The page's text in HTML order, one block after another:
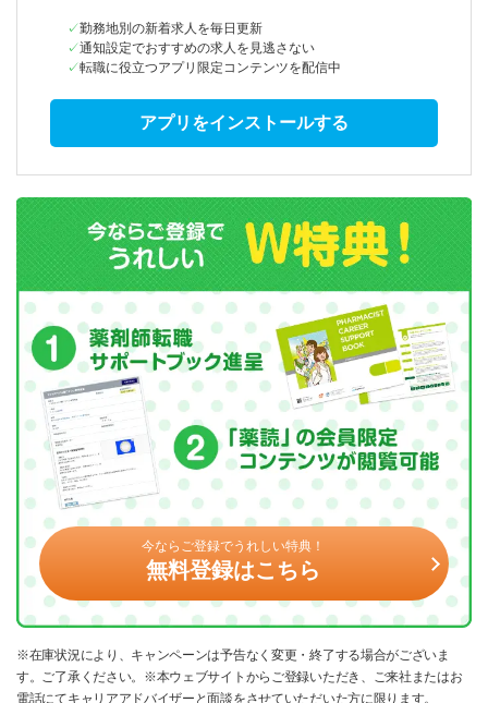
勤務地別の新着求人を毎日更新
通知設定でおすすめの求人を見逃さない
転職に役立つアプリ限定コンテンツを配信中
アプリをインストールする
今ならご登録でうれしい特典！
無料登録はこちら
※在庫状況により、キャンペーンは予告なく変更・終了する場合がございま
す。ご了承ください。※本ウェブサイトからご登録いただき、ご来社またはお
電話にてキャリアアドバイザーと面談をさせていただいた方に限ります。